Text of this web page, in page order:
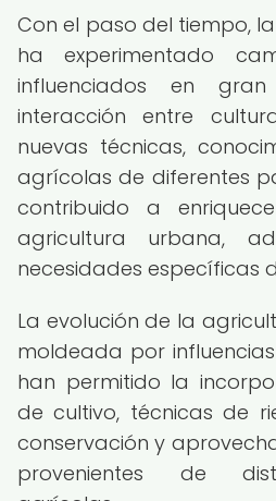
Con el paso del tiempo,
ha experimentado
influenciados en
interacción entre
nuevas técnicas,
agrícolas de diferentes
contribuido a
agricultura urbana,
necesidades específicas
La evolución de la
moldeada por
han permitido la
de cultivo, técnicas de
conservación y
provenientes de